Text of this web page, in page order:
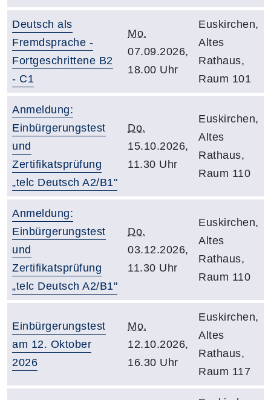
Deutsch als
Fremdsprache -
Fortgeschrittene B2
- C1
Mo.
07.09.2026,
18.00 Uhr
Euskirchen,
Altes
Rathaus,
Raum 101
Anmeldung:
Einbürgerungstest
und
Zertifikatsprüfung
„telc Deutsch A2/B1"
Do.
15.10.2026,
11.30 Uhr
Euskirchen,
Altes
Rathaus,
Raum 110
Anmeldung:
Einbürgerungstest
und
Zertifikatsprüfung
„telc Deutsch A2/B1"
Do.
03.12.2026,
11.30 Uhr
Euskirchen,
Altes
Rathaus,
Raum 110
Einbürgerungstest
am 12. Oktober
2026
Mo.
12.10.2026,
16.30 Uhr
Euskirchen,
Altes
Rathaus,
Raum 117